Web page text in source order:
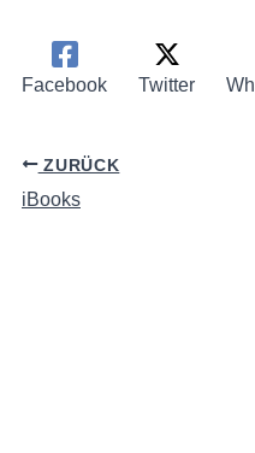
Facebook Twitter
ZURÜCK
iBooks